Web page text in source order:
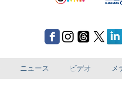
ニュース ビデオ メ